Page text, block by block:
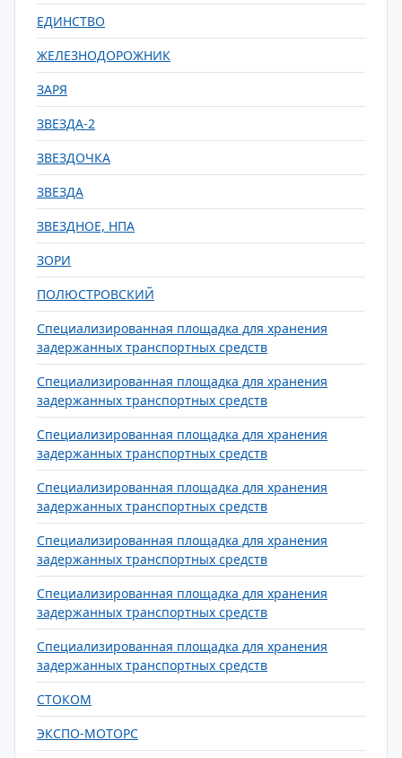
ЕДИНСТВО
ЖЕЛЕЗНОДОРОЖНИК
ЗАРЯ
ЗВЕЗДА-2
ЗВЕЗДОЧКА
ЗВЕЗДА
ЗВЕЗДНОЕ, НПА
ЗОРИ
ПОЛЮСТРОВСКИЙ
Специализированная площадка для хранения
задержанных транспортных средств
Специализированная площадка для хранения
задержанных транспортных средств
Специализированная площадка для хранения
задержанных транспортных средств
Специализированная площадка для хранения
задержанных транспортных средств
Специализированная площадка для хранения
задержанных транспортных средств
Специализированная площадка для хранения
задержанных транспортных средств
Специализированная площадка для хранения
задержанных транспортных средств
СТОКОМ
ЭКСПО-МОТОРС